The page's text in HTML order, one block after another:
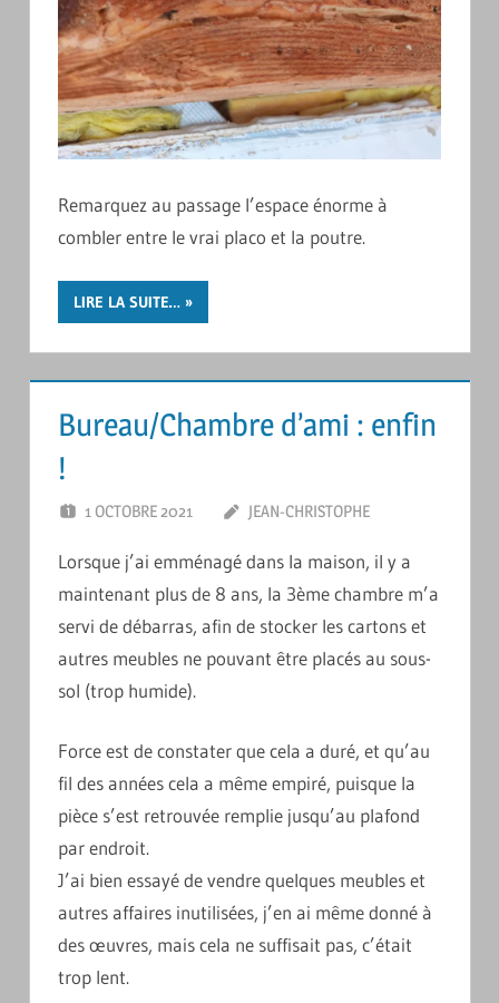
Remarquez au passage l’espace énorme à
combler entre le vrai placo et la poutre.
LIRE LA SUITE…
Bureau/Chambre d’ami : enfin
!
1 OCTOBRE 2021 JEAN-CHRISTOPHE
Lorsque j’ai emménagé dans la maison, il y a
maintenant plus de 8 ans, la 3ème chambre m’a
servi de débarras, afin de stocker les cartons et
autres meubles ne pouvant être placés au sous-
sol (trop humide).
Force est de constater que cela a duré, et qu’au
fil des années cela a même empiré, puisque la
pièce s’est retrouvée remplie jusqu’au plafond
par endroit.
J’ai bien essayé de vendre quelques meubles et
autres affaires inutilisées, j’en ai même donné à
des œuvres, mais cela ne suffisait pas, c’était
trop lent.